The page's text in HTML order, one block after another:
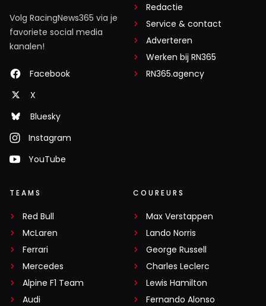
Volg RacingNews365 via je
favoriete social media
kanalen!
Facebook
X
Bluesky
Instagram
YouTube
Redactie
Service & contact
Adverteren
Werken bij RN365
RN365.agency
TEAMS
Red Bull
McLaren
Ferrari
Mercedes
Alpine F1 Team
Audi
COUREURS
Max Verstappen
Lando Norris
George Russell
Charles Leclerc
Lewis Hamilton
Fernando Alonso